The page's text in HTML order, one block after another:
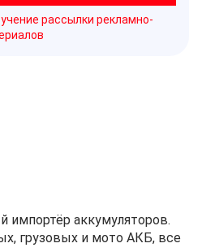
рассылки рекламно-
импортёр аккумуляторов.
грузовых и мото АКБ, все